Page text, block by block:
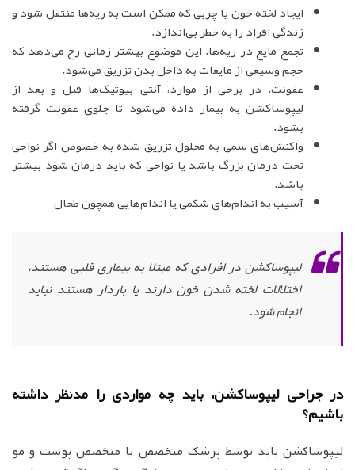
ایجاد لخته خون یا چربی که ممکن است به ریه‌ها منتقل شود و
زندگی افراد را به خطر بی‌اندازد.
تجمع مایع در ریه‌ها. این موضوع بیشتر زمانی رخ می‌دهد که
حجم وسیعی از مایعات به داخل بدن تزریق می‌شود.
عفونت. در برخی از موارد، آنتی بیوتیک‌ها قبل و بعد از
لیپوساکشن به بیمار داده می‌شود تا جلوی عفونت گرفته
بشود.
واکنش‌های سمی به محلول تزریق شده به خصوص اگر نواحی
تحت درمان بزرگ باشد یا نواحی که باید درمان شود بیشتر
باشد.
آسیب به اندام‌های شکمی یا اندام‌هایی همچون طحال
لیپوساکشن در افرادی که مبتلا به بیماری قلبی هستند،
اختلالات لخته شدن خون دارند یا باردار هستند نباید
انجام شود.
در جراحی لیپوساکشن، باید چه مواردی را مدنظر داشته
باشیم؟
لیپوساکشن باید توسط پزشک متخصص یا متخصص پوست و مو